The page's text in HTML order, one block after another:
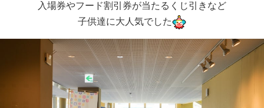
入場券やフード割引券が当たるくじ引きなど
子供達に大人気でした